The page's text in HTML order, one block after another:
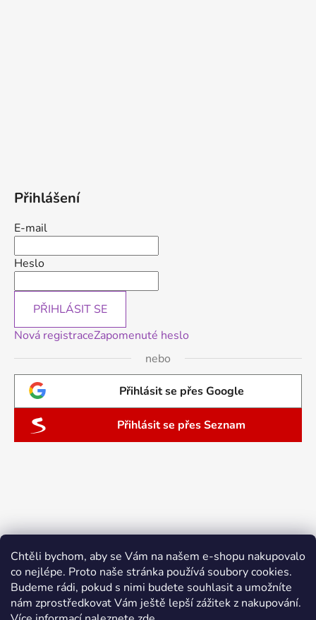
Chtěli bychom, aby se Vám na našem e-shopu nakupovalo
co nejlépe. Proto naše stránka používá soubory cookies.
Budeme rádi, pokud s nimi budete souhlasit a umožníte
nám zprostředkovat Vám ještě lepší zážitek z nakupování.
Přihlášení
E-mail
Heslo
PŘIHLÁSIT SE
Nová registraceZapomenuté heslo
nebo
Přihlásit se přes Google
Přihlásit se přes Seznam